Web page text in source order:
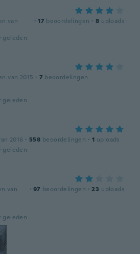
van
· 17 beoordelingen · 8 uploads
geleden
van 2015 · 7 beoordelingen
geleden
2016 · 558 beoordelingen · 1 uploads
geleden
van
· 97 beoordelingen · 23 uploads
geleden